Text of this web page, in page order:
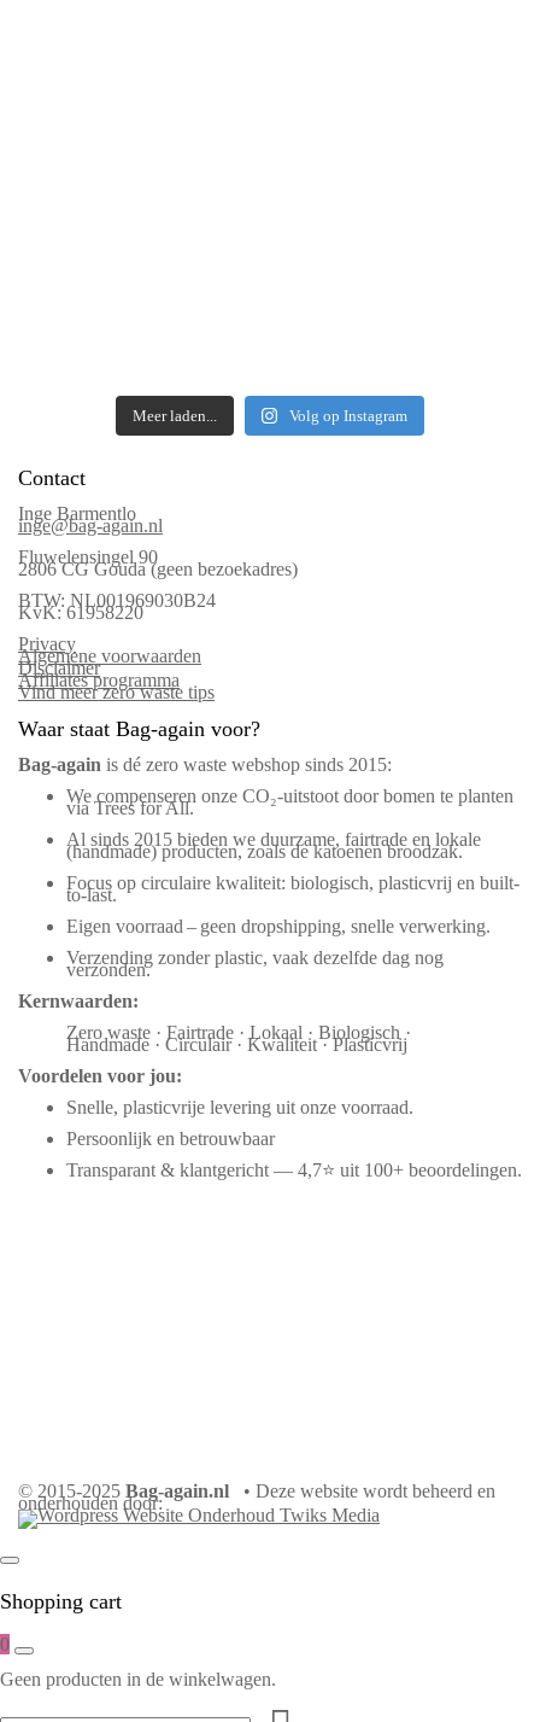
Meer laden... Volg op Instagram
Contact
Inge Barmentlo
inge@bag-again.nl
Fluwelensingel 90
2806 CG Gouda (geen bezoekadres)
BTW: NL001969030B24
KvK: 61958220
Privacy
Algemene voorwaarden
Disclaimer
Affiliates programma
Vind meer zero waste tips
Waar staat Bag-again voor?
Bag‑again is dé zero waste webshop sinds 2015:
We compenseren onze CO₂-uitstoot door bomen te planten
via Trees for All.
Al sinds 2015 bieden we duurzame, fairtrade en lokale
(handmade) producten, zoals de katoenen broodzak.
Focus op circulaire kwaliteit: biologisch, plasticvrij en built-
to-last.
Eigen voorraad – geen dropshipping, snelle verwerking.
Verzending zonder plastic, vaak dezelfde dag nog
verzonden.
Kernwaarden:
Zero waste · Fairtrade · Lokaal · Biologisch ·
Handmade · Circulair · Kwaliteit · Plasticvrij
Voordelen voor jou:
Snelle, plasticvrije levering uit onze voorraad.
Persoonlijk en betrouwbaar
Transparant & klantgericht — 4,7⭐ uit 100+ beoordelingen.
© 2015-2025 Bag-again.nl • Deze website wordt beheerd en
onderhouden door:
Shopping cart
0
Geen producten in de winkelwagen.